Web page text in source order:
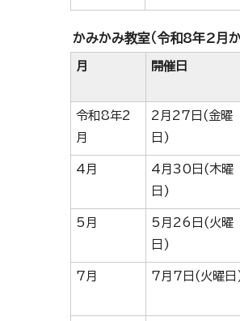
かみかみ教室（令和8年2月
月 開催日
令和8年2
月
2月27日(金曜
日)
4月
4月30日(木曜
日)
5月
5月26日(火曜
日)
7月 7月7日(火曜日